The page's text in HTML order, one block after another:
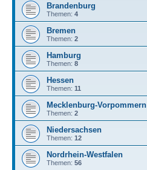
Brandenburg
Themen: 4
Bremen
Themen: 2
Hamburg
Themen: 8
Hessen
Themen: 11
Mecklenburg-Vorpommern
Themen: 2
Niedersachsen
Themen: 12
Nordrhein-Westfalen
Themen: 56